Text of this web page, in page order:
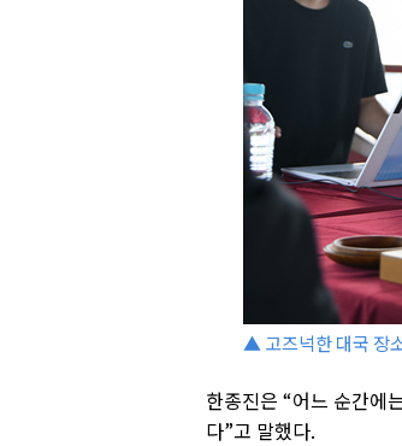
▲ 고즈넉한 대국 장
한종진은 “어느 순간에
다”고 말했다.